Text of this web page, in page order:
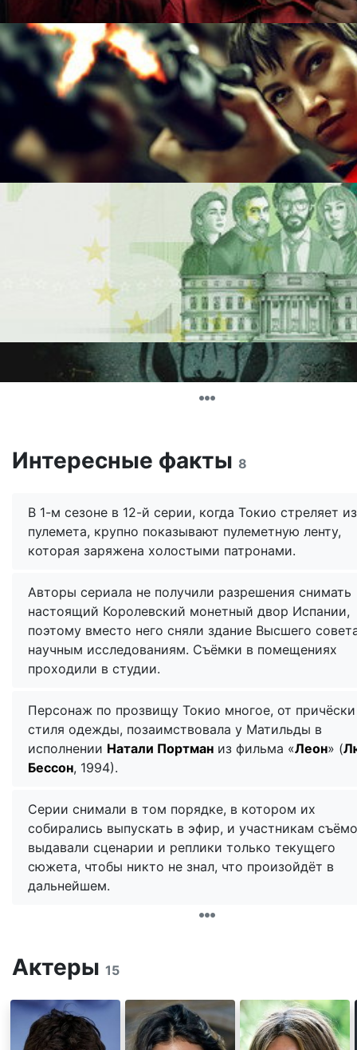
Интересные факты 8
В 1-м сезоне в 12-й серии, когда Токио стреляет из
пулемета, крупно показывают пулеметную ленту,
которая заряжена холостыми патронами.
Авторы сериала не получили разрешения снимать
настоящий Королевский монетный двор Испании,
поэтому вместо него сняли здание Высшего
научным исследованиям. Съёмки в помещениях
проходили в студии.
Персонаж по прозвищу Токио многое, от
стиля одежды, позаимствовала у Матильды в
исполнении Натали Портман из фильма «Леон» (
Бессон, 1994).
Cерии снимали в том порядке, в котором их
собирались выпускать в эфир, и участникам
выдавали сценарии и реплики только текущего
сюжета, чтобы никто не знал, что произойдёт в
дальнейшем.
Актеры 15